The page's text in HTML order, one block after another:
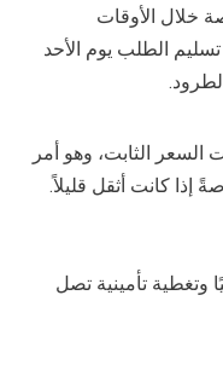
خلال الأوقات
الطلب يوم الأحد
السعر الثابت، وهو أمر
إذا كانت أثقل قليلاً.
وتغطية تأمينية تصل